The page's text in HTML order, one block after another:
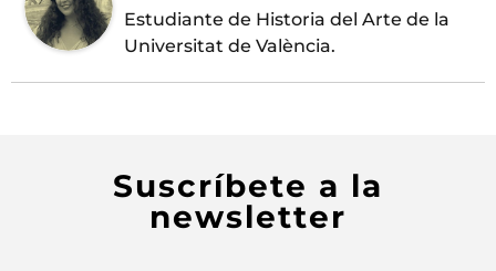
Estudiante de Historia del Arte de la
Universitat de València.
Suscríbete a la
newsletter